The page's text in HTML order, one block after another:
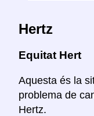
Hertz
Equitat Hert
Aquesta és la
problema de
Hertz.